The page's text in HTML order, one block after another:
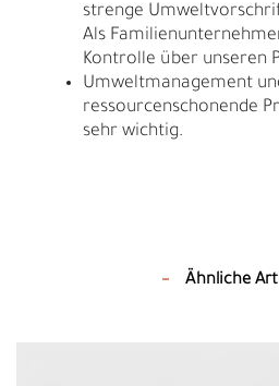
strenge
Als
Kontrolle über unseren
Umweltmanagement
ressourcenschonende
sehr wichtig.
Ähnliche